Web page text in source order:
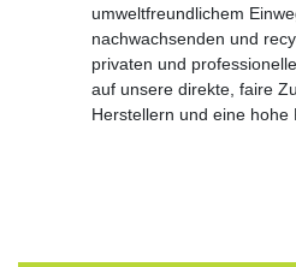
umweltfreundlichem
nachwachsenden und
privaten und
auf unsere direkte, faire
Herstellern und eine hohe